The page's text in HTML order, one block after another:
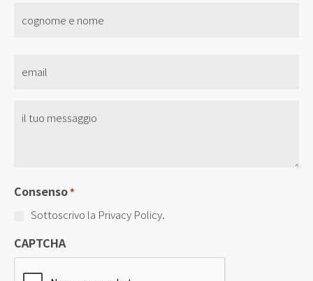
Titolo
Consenso*
Sottoscrivo la Privacy Policy.
CAPTCHA